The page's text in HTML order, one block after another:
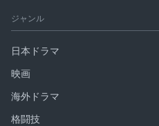
ジャンル
日本ドラマ
映画
海外ドラマ
格闘技